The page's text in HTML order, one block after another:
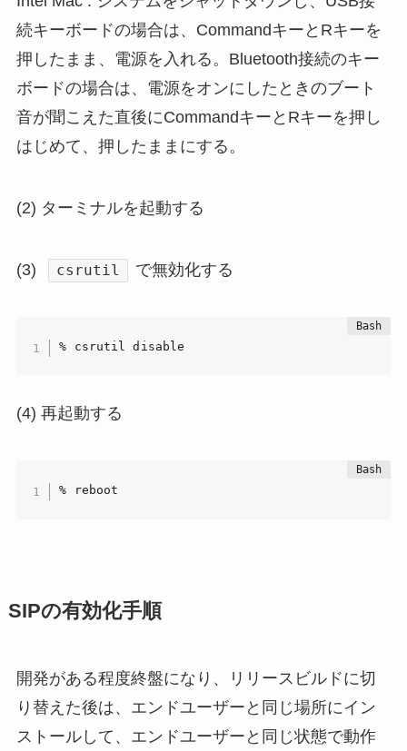
続キーボードの場合は、CommandキーとRキーを
押したまま、電源を入れる。Bluetooth接続のキー
ボードの場合は、電源をオンにしたときのブート
音が聞こえた直後にCommandキーとRキーを押し
はじめて、押したままにする。
(2) ターミナルを起動する
(3) csrutil で無効化する
% csrutil disable
(4) 再起動する
% reboot
SIPの有効化手順
開発がある程度終盤になり、リリースビルドに切
り替えた後は、エンドユーザーと同じ場所にイン
ストールして、エンドユーザーと同じ状態で動作